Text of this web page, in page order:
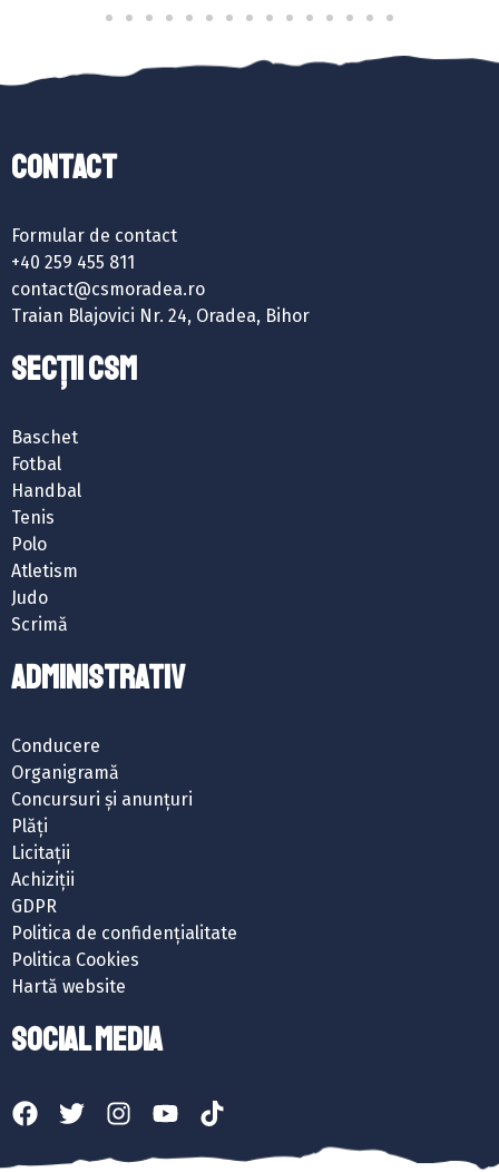
Contact
Formular de contact
+40 259 455 811
contact@csmoradea.ro
Traian Blajovici Nr. 24, Oradea, Bihor
SECȚII CSM
Baschet
Fotbal
Handbal
Tenis
Polo
Atletism
Judo
Scrimă
ADMINISTRATIV
Conducere
Organigramă
Concursuri și anunțuri
Plăți
Licitații
Achiziții
GDPR
Politica de confidențialitate
Politica Cookies
Hartă website
SOCIAL MEDIA